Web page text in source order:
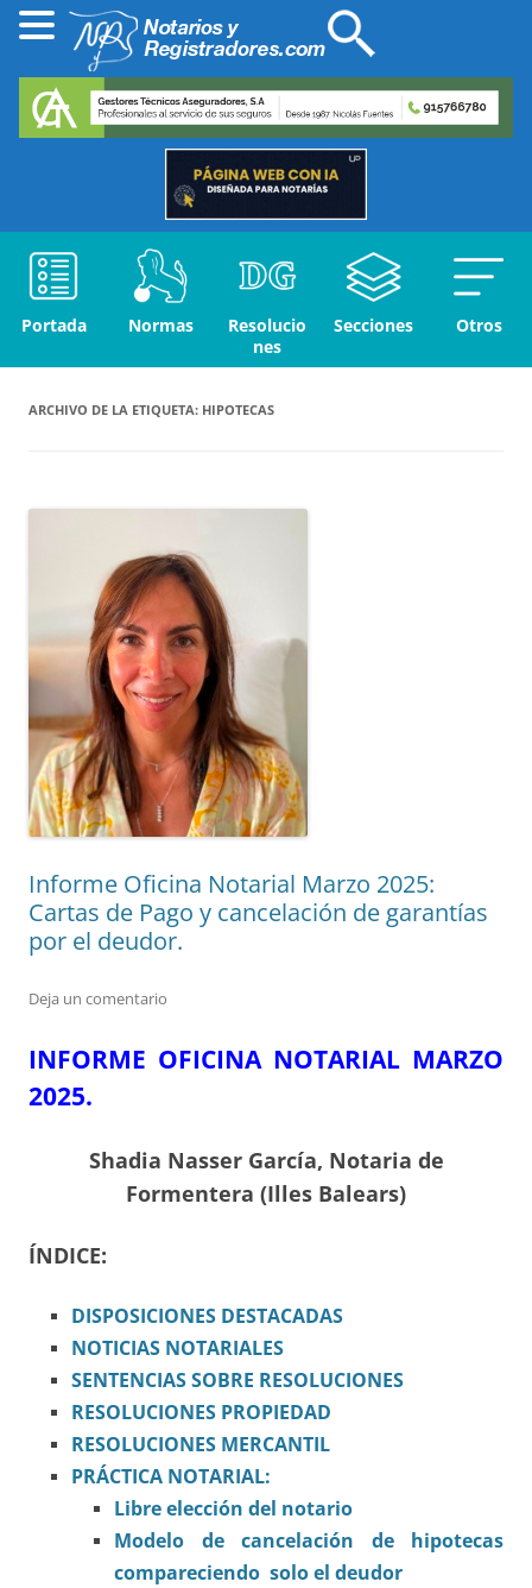
Portada Normas
Resolucio
nes
Secciones Otros
ARCHIVO DE LA ETIQUETA: HIPOTECAS
Informe Oficina Notarial Marzo 2025:
Cartas de Pago y cancelación de garantías
por el deudor.
Deja un comentario
INFORME OFICINA NOTARIAL MARZO
2025.
Shadia Nasser García, Notaria de
Formentera (Illes Balears)
ÍNDICE:
DISPOSICIONES DESTACADAS
NOTICIAS NOTARIALES
SENTENCIAS SOBRE RESOLUCIONES
RESOLUCIONES PROPIEDAD
RESOLUCIONES MERCANTIL
PRÁCTICA NOTARIAL:
Libre elección del notario
Modelo de cancelación de hipotecas
compareciendo solo el deudor